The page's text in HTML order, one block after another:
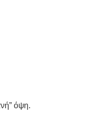
όψη.